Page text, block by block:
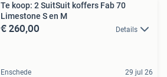
Te koop: 2 SuitSuit koffers Fab 70
Limestone S en M
€ 260,00 Details
Enschede 29 jul 26